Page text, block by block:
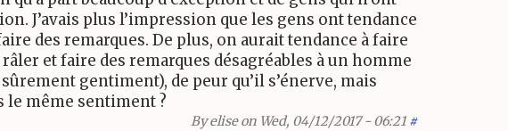
J’avais plus l’impression que les gens ont tendance
des remarques. De plus, on aurait tendance à faire
et faire des remarques désagréables à un homme
gentiment), de peur qu’il s’énerve, mais
le même sentiment ?
Byeliseon Wed, 04/12/2017 - 06:21 #